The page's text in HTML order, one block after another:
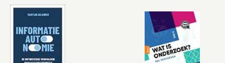
Literatuurlijst 255
Fotoverantwoording 286
Register 287